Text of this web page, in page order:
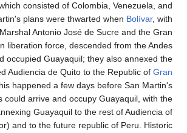
Granada which consisted of Colombia,
San Martin's plans were thwarted when
the help of Marshal Antonio José de Sucre and
Colombian liberation force, descended from
and occupied Guayaquil; they also
liberated Audiencia de Quito to the
. This happened a few days before San
forces could arrive and occupy Guayaquil,
of annexing Guayaquil to the rest of
(Ecuador) and to the future republic of Peru.